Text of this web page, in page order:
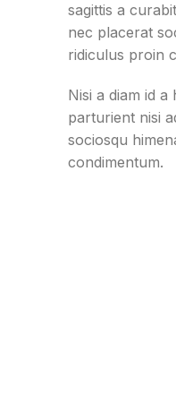
sagittis a
nec placerat
ridiculus proin
Nisi a diam id
parturient nisi
sociosqu
condimentum.